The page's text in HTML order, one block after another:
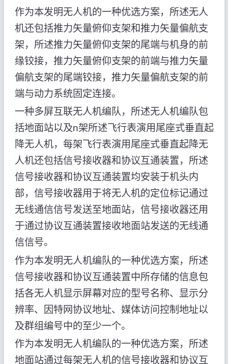
作为本发明无人机的一种优选方案，所述无人
机还包括推力矢量俯仰支架和推力矢量偏航支
架，所述推力矢量俯仰支架的尾端与机身的前
缘铰接，推力矢量俯仰支架的前端与推力矢量
偏航支架的尾端铰接，推力矢量偏航支架的前
端与动力系统固定连接。
一种多屏互联无人机编队，所述无人机编队包
括地面站以及n架所述飞行表演用尾座式垂直起
降无人机，每架飞行表演用尾座式垂直起降无
人机还包括信号接收器和协议互通装置，所述
信号接收器和协议互通装置均安装于机头内
部，信号接收器用于将无人机的定位标记通过
无线通信信号发送至地面站，信号接收器还用
于通过协议互通装置接收地面站发送的无线通
信信号。
作为本发明无人机编队的一种优选方案，所述
信号接收器和协议互通装置中所存储的信息包
括各无人机显示屏幕对应的型号名称、显示分
辨率、因特网协议地址、媒体访问控制地址以
及群组编号中的至少一个。
作为本发明无人机编队的一种优选方案，所述
地面站通过每架无人机的信号接收器和协议互